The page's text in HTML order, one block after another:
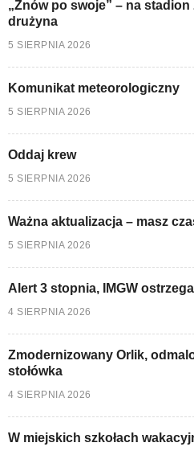
„Znów po swoje” – na
drużyna
5 SIERPNIA 2026
Komunikat meteorologiczny
5 SIERPNIA 2026
Oddaj krew
5 SIERPNIA 2026
Ważna aktualizacja – masz
5 SIERPNIA 2026
Alert 3 stopnia, IMGW ostrzega
4 SIERPNIA 2026
Zmodernizowany Orlik,
stołówka
4 SIERPNIA 2026
W miejskich szkołach